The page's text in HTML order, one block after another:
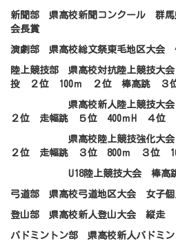
新聞部 県高校新聞コンクール 群馬
会長賞
演劇部 県高校総文祭東毛地区大
陸上競技部 県高校対抗陸上競技
投 ２位 100ｍ ２位 棒高跳 ３
県高校新人陸上競技大会
２位 走幅跳 ５位 400ｍH ４位
県高校陸上競技強化大会
２位 走幅跳 ３位 800ｍ ３位
U18陸上競技大会 棒高
弓道部 県高校弓道地区大会 女子
登山部 県高校新人登山大会 縦走
バドミントン部 県高校新人バドミ